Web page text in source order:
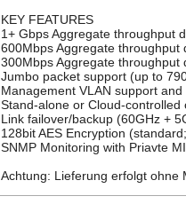
KEY FEATURES
1+ Gbps Aggregate throughput
600Mbps Aggregate throughput
300Mbps Aggregate throughput
Jumbo packet support (up to
Management VLAN support
Stand-alone or Cloud-controlled
Link failover/backup (60GHz +
128bit AES Encryption
SNMP Monitoring with Priavte
Achtung: Lieferung erfolgt ohne